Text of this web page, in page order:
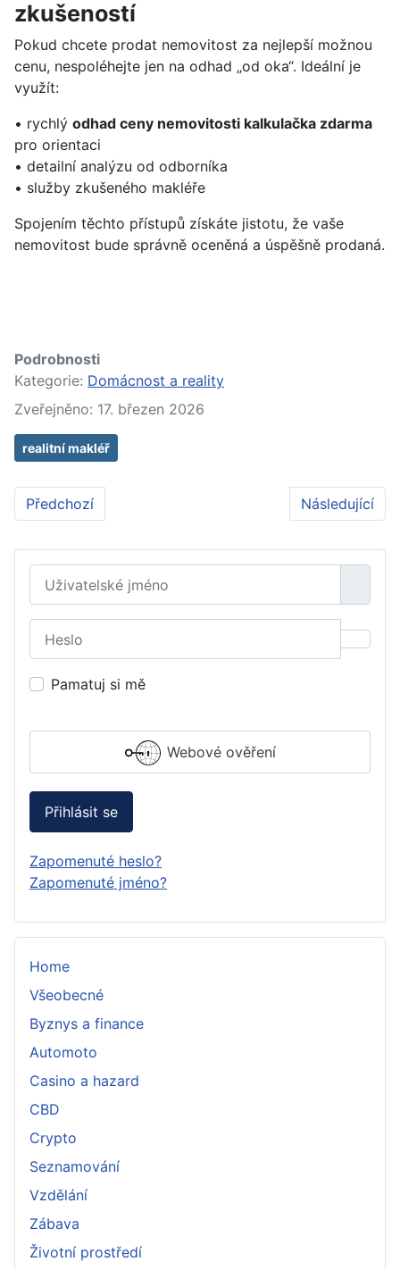
zkušeností
Pokud chcete prodat nemovitost za nejlepší možnou
cenu, nespoléhejte jen na odhad „od oka“. Ideální je
využít:
• rychlý odhad ceny nemovitosti kalkulačka zdarma
pro orientaci
• detailní analýzu od odborníka
• služby zkušeného makléře
Spojením těchto přístupů získáte jistotu, že vaše
nemovitost bude správně oceněná a úspěšně prodaná.
Podrobnosti
Kategorie: Domácnost a reality
Zveřejněno: 17. březen 2026
realitní makléř
Předchozí článek: Montáž plynového kotle: Investice
Předchozí Další článek:
Následující
Uživatelské jméno
Pamatuj si mě
Webové ověření
Přihlásit se
Zapomenuté heslo?
Zapomenuté jméno?
Home
Všeobecné
Byznys a finance
Automoto
Casino a hazard
CBD
Crypto
Seznamování
Vzdělání
Zábava
Životní prostředí